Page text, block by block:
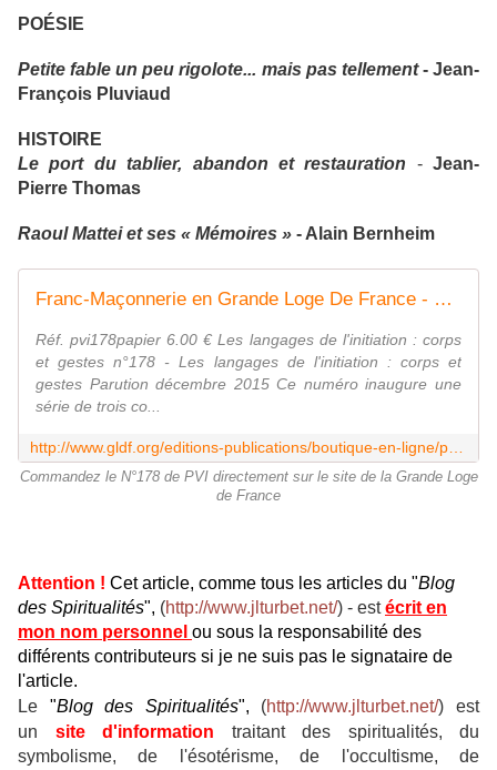
POÉSIE
Petite fable un peu rigolote... mais pas tellement- Jean-
François Pluviaud
HISTOIRE
Le port du tablier, abandon et restauration - Jean-
Pierre Thomas
Raoul Mattei et ses « Mémoires » - Alain Bernheim
Franc-Maçonnerie en Grande Loge De France - Produit
Réf. pvi178papier 6.00 € Les langages de l'initiation : corps
et gestes n°178 - Les langages de l'initiation : corps et
gestes Parution décembre 2015 Ce numéro inaugure une
série de trois co...
Commandez le N°178 de PVI directement sur le site de la Grande Loge
de France
Attention ! Cet article, comme tous les articles du "Blog
des Spiritualités", (http://www.jlturbet.net/) - estécrit en
mon nom personnel ou sous la responsabilité des
différents contributeurs si je ne suis pas le signataire de
l'article.
Le "Blog des Spiritualités", (http://www.jlturbet.net/) est
un site d'information traitant des spiritualités, du
symbolisme, de l'ésotérisme, de l'occultisme, de